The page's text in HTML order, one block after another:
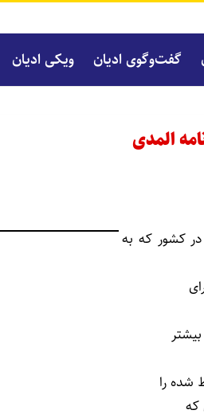
گفت‌و‌گوی ادیان ویکی ادیان
المدی
در کشور که به
شده را
که